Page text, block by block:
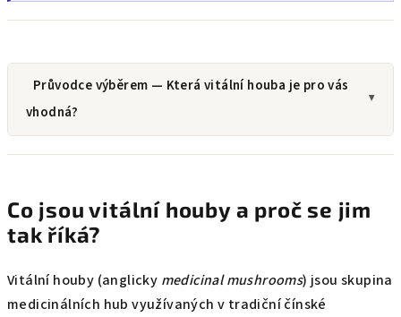
Průvodce výběrem — Která vitální houba je pro vás
vhodná?
Co jsou vitální houby a proč se jim
tak říká?
Vitální houby (anglicky medicinal mushrooms) jsou skupina
medicinálních hub využívaných v tradiční čínské